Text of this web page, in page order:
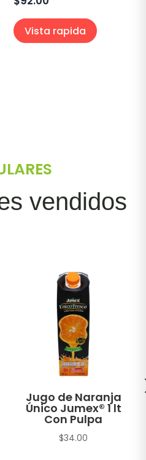
Vista rapida
vendidos
Jugo de Naranja
Único Jumex® 1 lt
Con Pulpa
$34.00